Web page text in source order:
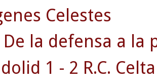
Celestes
De la defensa a la
1 - 2 R.C. Celta